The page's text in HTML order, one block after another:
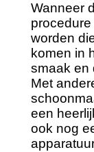
Wanneer
worden
komen in
smaak en
Met
een
ook nog